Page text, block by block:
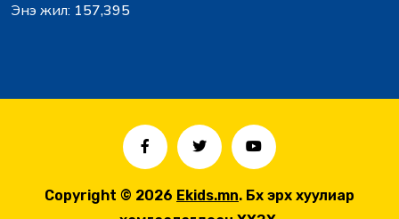
Энэ жил: 157,395
Copyright © 2026 Ekids.mn. Бүх эрх хуулиар